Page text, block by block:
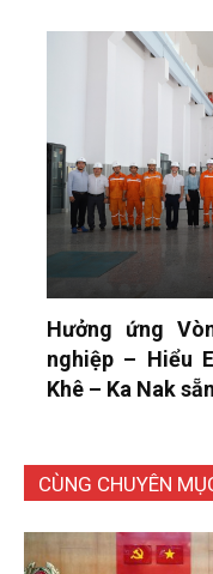
Hưởng ứng
nghiệp – Hiểu
Khê – Ka Nak
CÙNG CHUYÊN